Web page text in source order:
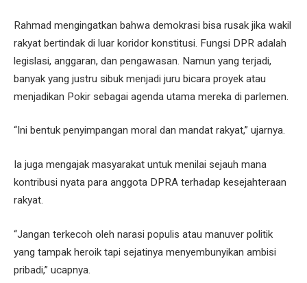
Rahmad mengingatkan bahwa demokrasi bisa rusak jika wakil
rakyat bertindak di luar koridor konstitusi. Fungsi DPR adalah
legislasi, anggaran, dan pengawasan. Namun yang terjadi,
banyak yang justru sibuk menjadi juru bicara proyek atau
menjadikan Pokir sebagai agenda utama mereka di parlemen.
“Ini bentuk penyimpangan moral dan mandat rakyat,” ujarnya.
Ia juga mengajak masyarakat untuk menilai sejauh mana
kontribusi nyata para anggota DPRA terhadap kesejahteraan
rakyat.
“Jangan terkecoh oleh narasi populis atau manuver politik
yang tampak heroik tapi sejatinya menyembunyikan ambisi
pribadi,” ucapnya.